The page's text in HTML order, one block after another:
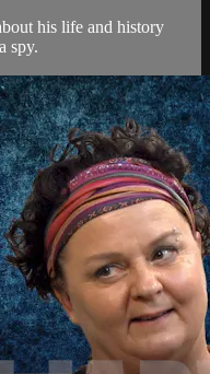
his life and history
spy.